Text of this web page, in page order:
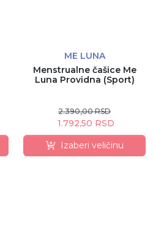
ME LUNA
Menstrualne čašice Me
Luna Providna (Sport)
2.390,00 RSD
1.792,50 RSD
Izaberi veličinu